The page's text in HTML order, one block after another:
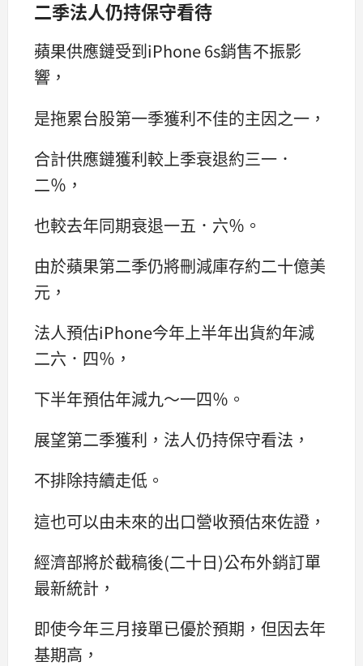
二季法人仍持保守看待
蘋果供應鏈受到iPhone 6s銷售不振影
響，
是拖累台股第一季獲利不佳的主因之一，
合計供應鏈獲利較上季衰退約三一．
二％，
也較去年同期衰退一五．六％。
由於蘋果第二季仍將刪減庫存約二十億美
元，
法人預估iPhone今年上半年出貨約年減
二六．四％，
下半年預估年減九～一四％。
展望第二季獲利，法人仍持保守看法，
不排除持續走低。
這也可以由未來的出口營收預估來佐證，
經濟部將於截稿後(二十日)公布外銷訂單
最新統計，
即使今年三月接單已優於預期，但因去年
基期高，